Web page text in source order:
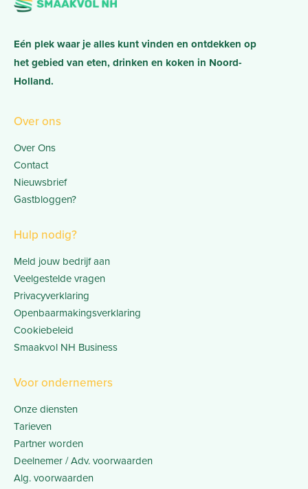
Eén plek waar je alles kunt vinden en ontdekken op
het gebied van eten, drinken en koken in Noord-
Holland.
Over ons
Over Ons
Contact
Nieuwsbrief
Gastbloggen?
Hulp nodig?
Meld jouw bedrijf aan
Veelgestelde vragen
Privacyverklaring
Openbaarmakingsverklaring
Cookiebeleid
Smaakvol NH Business
Voor ondernemers
Onze diensten
Tarieven
Partner worden
Deelnemer / Adv. voorwaarden
Alg. voorwaarden